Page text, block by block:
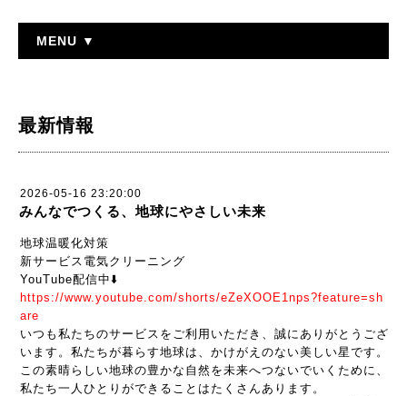
MENU ▼
最新情報
2026-05-16 23:20:00
みんなでつくる、地球にやさしい未来
地球温暖化対策
新サービス電気クリーニング
YouTube配信中⬇️
https://www.youtube.com/shorts/eZeXOOE1nps?feature=sh
are
いつも私たちのサービスをご利用いただき、誠にありがとうござ
います。私たちが暮らす地球は、かけがえのない美しい星です。
この素晴らしい地球の豊かな自然を未来へつないでいくために、
私たち一人ひとりができることはたくさんあります。